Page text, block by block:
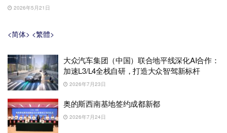
2026年5月21日
<简体> <繁體>
大众汽车集团（中国）联合地平线深化AI合作：
加速L3/L4全栈自研，打造大众智驾新标杆
2026年7月23日
奥的斯西南基地签约成都新都
2026年7月24日